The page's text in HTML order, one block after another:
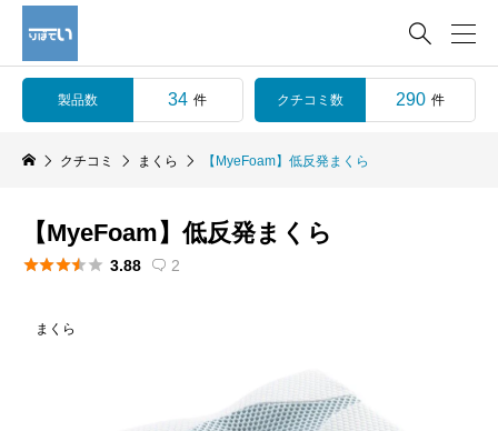

製品数 34 件 クチコミ数 290 件
クチコミ まくら 【MyeFoam】低反発まくら
【MyeFoam】低反発まくら
 3.88  2
まくら